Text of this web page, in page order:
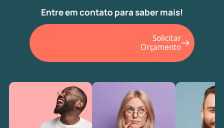
Entre em contato para saber mais!
Solicitar
Orçamento